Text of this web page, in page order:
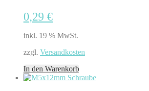
0,29 €
inkl. 19 % MwSt.
zzgl. Versandkosten
In den Warenkorb